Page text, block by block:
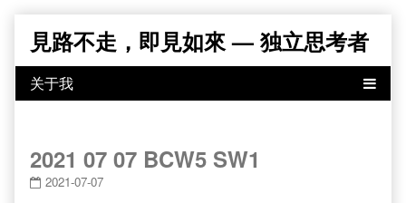
content
見路不走，即見如來 — 独立思考者
2021 07 07 BCW5 SW1
2021-07-07